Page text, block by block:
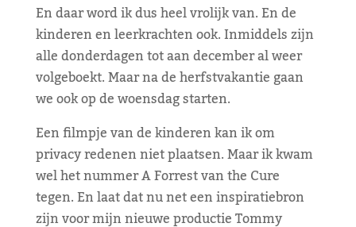
En daar word ik dus heel vrolijk van. En de
kinderen en leerkrachten ook. Inmiddels zijn
alle donderdagen tot aan december al weer
volgeboekt. Maar na de herfstvakantie gaan
we ook op de woensdag starten.
Een filmpje van de kinderen kan ik om
privacy redenen niet plaatsen. Maar ik kwam
wel het nummer A Forrest van the Cure
tegen. En laat dat nu net een inspiratiebron
zijn voor mijn nieuwe productie Tommy